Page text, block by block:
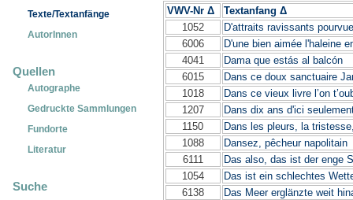
Texte/Textanfänge
AutorInnen
Quellen
Autographe
Gedruckte Sammlungen
Fundorte
Literatur
Suche
VWV-Nr Δ
Textanfang Δ
1052
D'attraits ravissants pourvue
6006
D'une bien aimée l'haleine
4041
Dama que estás al balcón
6015
Dans ce doux sanctuaire
1018
Dans ce vieux livre l’on
1207
Dans dix ans d'ici
1150
Dans les pleurs, la
1088
Dansez, pêcheur napolitain
6111
Das also, das ist der enge
1054
Das ist ein schlechtes
6138
Das Meer erglänzte weit